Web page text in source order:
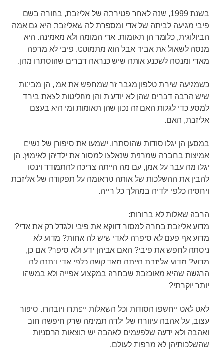
בשנת 1999, שנה לאחר פטירתה של אליזבת, בחורה בשם
פיבי מגיעה לביתה של אדי ומספרת לה שאליזבת היא גם אמה
הביולוגית, כלומר הן תאומות. אדי המומה ולא מאמינה. היא
מנסה לשאול את אביה אבל הוא מתמוטט. פיבי לא מרפה
מאדי ומנסה לשכנע אותה שיש כנראה דברים שהוסתרו מהן.
כשמגיעה שיחת טלפון מגבר זר שמחפש את אמן, הן מבינות
שיש הרבה דברים שהן לא יודעות והן מחליטות לצאת ביחד
למסע כדי לגלות האם זה נכון שהן תאומות ומי היא בעצם
אליזבת, האם.
במסען הן יגלו סודות שהוסתרו, ישמעו את סיפורן של נשים
אמיצות בחברה שמרנית שנאלצו למסור את ילדיהן לאימוץ. הן
יגלו מה עבר על אמן, עם מה הייתה צריכה להתמודד וינסו
להבין את ההשלכות של אותה טראומה על תפקודה של אליזבת
ויחסיה כלפי ילדיה במהלך כל חייה.
הרבה שאלות לא ברורות:
מדוע אליזבת בחרה למסור דווקא את פיבי ולגדל רק את אדי?
מדוע אף פעם לא סיפרה לאדי שיש לה אחות? מדוע לא
ניסתה לחפש את פיבי? האם אביהן ידע ולא סיפר? אם כן,
מדוע? מדוע אליזבת הייתה מאד קשה כלפי אדי ונתנה לה
הרגשה שהיא מאוכזבת שבחרה במקצוע אפייה ולא במשהו
יותר יוקרתי?
לאט לאט ייחשפו הסודות וכל השאלות ייפתרו ויובהרו. סיפור
עצוב, על אהבה עיוורת של ילדה תמימה שרק חיפשה חום
ואהבה ולא ידעה שלפעמים לאהבה יש תוצאות הרסניות
שהשלכותיהן לא מרפות לעולם.